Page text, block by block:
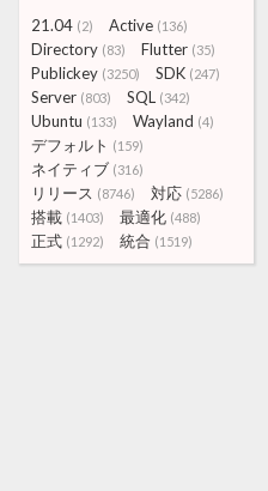
21.04 (2) Active (136)
Directory (83) Flutter (35)
Publickey (3250) SDK (247)
Server (803) SQL (342)
Ubuntu (133) Wayland (4)
デフォルト (159)
ネイティブ (316)
リリース (8746) 対応 (5286)
搭載 (1403) 最適化 (488)
正式 (1292) 統合 (1519)